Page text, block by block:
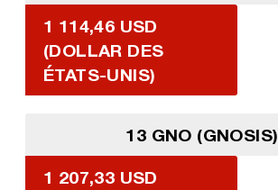
1 114,46 USD
(DOLLAR DES
ÉTATS-UNIS)
13 GNO (GNOSIS)
1 207,33 USD